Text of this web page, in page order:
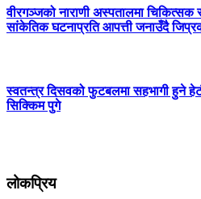
वीरगञ्जको नाराणी अस्पतालमा चिकित्सक
सांकेतिक घटनाप्रति आपत्ती जनाउँदै
स्वतन्त्र दिसवको फुटबलमा सहभागी हुने
सिक्किम पुगे
लोकप्रिय